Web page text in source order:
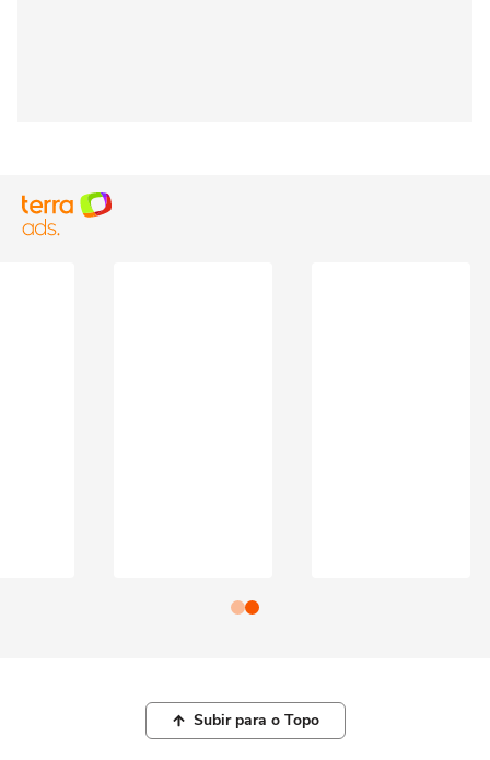
Subir para o Topo